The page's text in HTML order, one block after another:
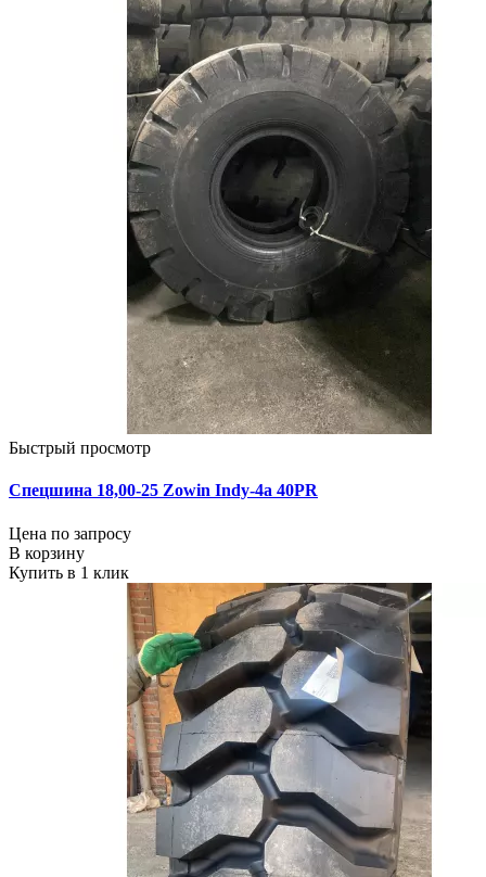
Быстрый просмотр
Спецшина 18,00-25 Zowin Indy-4a 40PR
Цена по запросу
В корзину
Купить в 1 клик